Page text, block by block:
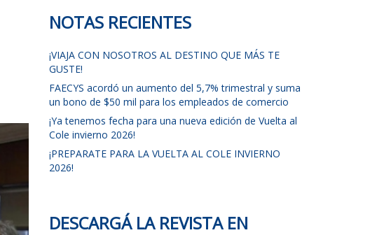
NOTAS RECIENTES
¡VIAJA CON NOSOTROS AL DESTINO QUE MÁS TE
GUSTE!
FAECYS acordó un aumento del 5,7% trimestral y suma
un bono de $50 mil para los empleados de comercio
¡Ya tenemos fecha para una nueva edición de Vuelta al
Cole invierno 2026!
¡PREPARATE PARA LA VUELTA AL COLE INVIERNO
2026!
DESCARGÁ LA REVISTA EN